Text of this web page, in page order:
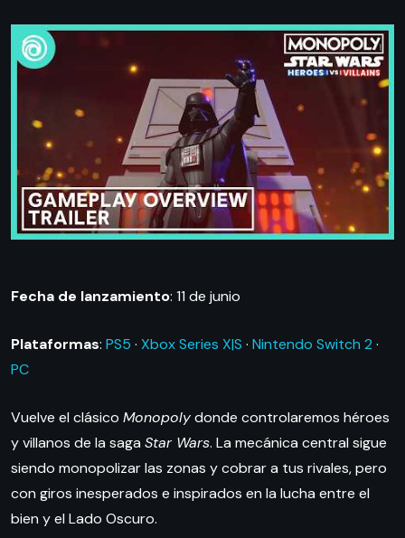
Fecha de lanzamiento: 11 de junio
Plataformas: PS5 · Xbox Series X|S · Nintendo Switch 2 ·
PC
Vuelve el clásico Monopolydonde controlaremos héroes
y villanos de la saga Star Wars. La mecánica central sigue
siendo monopolizar las zonas y cobrar a tus rivales, pero
con giros inesperados e inspirados en la lucha entre el
bien y el Lado Oscuro.